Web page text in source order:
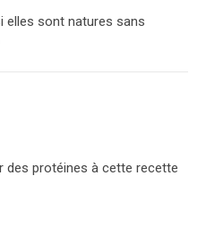
elles sont natures sans
des protéines à cette recette